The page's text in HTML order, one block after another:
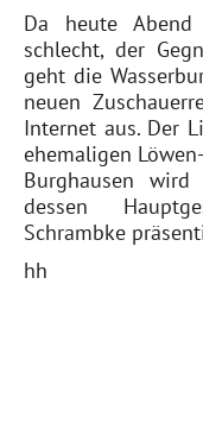
Da heute
schlecht, der
geht die
neuen
Internet aus. Der
ehemaligen
Burghausen
dessen
Schrambke
hh